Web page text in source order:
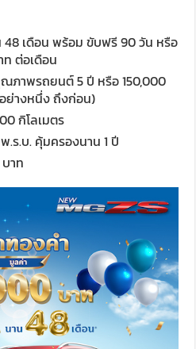
เดือน พร้อม ขับฟรี 90 วัน หรือ
ท ต่อเดือน
ณภาพรถยนต์ 5 ปี หรือ 150,000
ย่างหนึ่ง ถึงก่อน)
กิโลเมตร
.ร.บ. คุ้มครองนาน 1 ปี
าท